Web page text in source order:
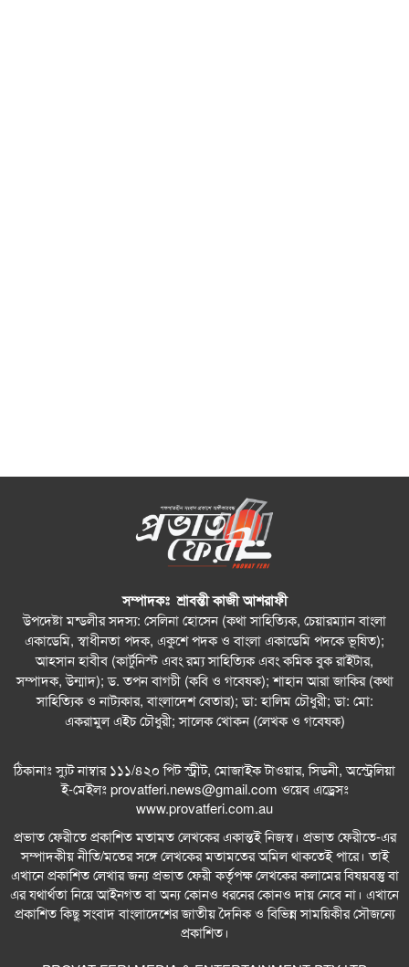
সম্পাদকঃ শ্রাবন্তী কাজী আশরাফী
উপদেষ্টা মন্ডলীর সদস্য: সেলিনা হোসেন (কথা সাহিত্যিক, চেয়ারম্যান বাংলা
একাডেমি, স্বাধীনতা পদক, একুশে পদক ও বাংলা একাডেমি পদকে ভূষিত);
আহসান হাবীব (কার্টুনিস্ট এবং রম্য সাহিত্যিক এবং কমিক বুক রাইটার,
সম্পাদক, উন্মাদ); ড. তপন বাগচী (কবি ও গবেষক); শাহান আরা জাকির (কথা
সাহিত্যিক ও নাট্যকার, বাংলাদেশ বেতার); ডা: হালিম চৌধুরী; ডা: মো:
একরামুল এইচ চৌধুরী; সালেক খোকন (লেখক ও গবেষক)
ঠিকানাঃ স্যুট নাম্বার ১১১/৪২০ পিট স্ট্রীট, মোজাইক টাওয়ার, সিডনী, অস্ট্রেলিয়া
ই-মেইলঃprovatferi.news@gmail.com ওয়েব এড্রেসঃ
www.provatferi.com.au
প্রভাত ফেরীতে প্রকাশিত মতামত লেখকের একান্তই নিজস্ব। প্রভাত ফেরীতে-এর
সম্পাদকীয় নীতি/মতের সঙ্গে লেখকের মতামতের অমিল থাকতেই পারে। তাই
এখানে প্রকাশিত লেখার জন্য প্রভাত ফেরী কর্তৃপক্ষ লেখকের কলামের বিষয়বস্তু বা
এর যথার্থতা নিয়ে আইনগত বা অন্য কোনও ধরনের কোনও দায় নেবে না। এখানে
প্রকাশিত কিছু সংবাদ বাংলাদেশের জাতীয় দৈনিক ও বিভিন্ন সাময়িকীর সৌজন্যে
প্রকাশিত।